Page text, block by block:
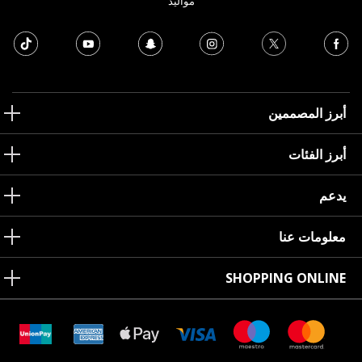
أبرز المصممين
أبرز الفئات
يدعم
معلومات عنا
SHOPPING ONLINE